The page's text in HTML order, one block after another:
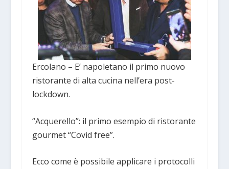
Ercolano – E’ napoletano il primo nuovo
ristorante di alta cucina nell’era post-
lockdown.
“Acquerello”: il primo esempio di ristorante
gourmet “Covid free”.
Ecco come è possibile applicare i protocolli